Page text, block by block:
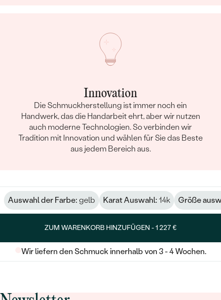
Innovation
Die Schmuckherstellung ist immer noch ein
Handwerk, das die Handarbeit ehrt, aber wir nutzen
auch moderne Technologien. So verbinden wir
Tradition mit Innovation und wählen für Sie das Beste
aus jedem Bereich aus.
Auswahl der Farbe: gelb Karat Auswahl: 14k Größe
ZUM WARENKORB HINZUFÜGEN -1 227 €
Wir liefern den Schmuck innerhalb von 3 - 4 Wochen.